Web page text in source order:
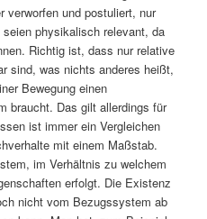
verworfen und postuliert, nur
physikalisch relevant, da
Richtig ist, dass nur relative
sind, was nichts anderes heißt,
Bewegung einen
braucht. Das gilt allerdings für
ist immer ein Vergleichen
mit einem Maßstab.
im Verhältnis zu welchem
erfolgt. Die Existenz
nicht vom Bezugssystem ab